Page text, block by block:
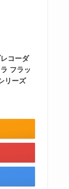
コーダ
フラッ
リーズ